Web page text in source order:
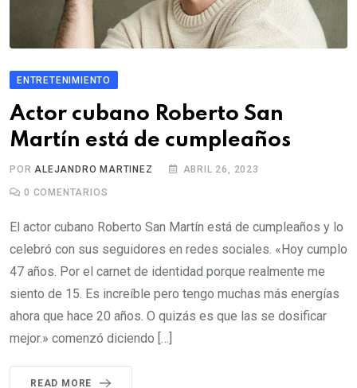
ENTRETENIMIENTO
Actor cubano Roberto San
Martín está de cumpleaños
PORALEJANDRO MARTINEZ ABRIL 26, 2023
0 COMENTARIOS
El actor cubano Roberto San Martín está de cumpleaños y lo
celebró con sus seguidores en redes sociales. «Hoy cumplo
47 años. Por el carnet de identidad porque realmente me
siento de 15. Es increíble pero tengo muchas más energías
ahora que hace 20 años. O quizás es que las se dosificar
mejor.» comenzó diciendo […]
READ MORE